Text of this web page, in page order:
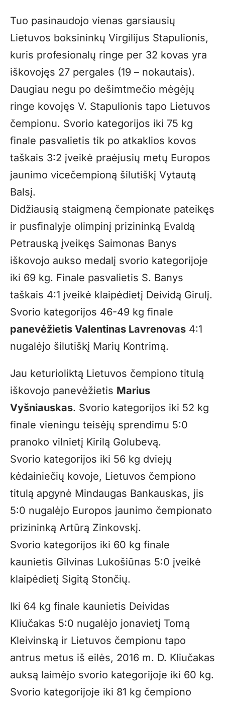
Tuo pasinaudojo vienas garsiausių
Lietuvos boksininkų Virgilijus Stapulionis,
kuris profesionalų ringe per 32 kovas yra
iškovojęs 27 pergales (19 – nokautais).
Daugiau negu po dešimtmečio mėgėjų
ringe kovojęs V. Stapulionis tapo Lietuvos
čempionu. Svorio kategorijos iki 75 kg
finale pasvalietis tik po atkaklios kovos
taškais 3:2 įveikė praėjusių metų Europos
jaunimo vicečempioną šilutiškį Vytautą
Balsį.
Didžiausią staigmeną čempionate pateikęs
ir pusfinalyje olimpinį prizininką Evaldą
Petrauską įveikęs Saimonas Banys
iškovojo aukso medalį svorio kategorijoje
iki 69 kg. Finale pasvalietis S. Banys
taškais 4:1 įveikė klaipėdietį Deividą Girulį.
Svorio kategorijos 46-49 kg finale
panevėžietis Valentinas Lavrenovas 4:1
nugalėjo šilutiškį Marių Kontrimą.
Jau keturioliktą Lietuvos čempiono titulą
iškovojo panevėžietis Marius
Vyšniauskas. Svorio kategorijos iki 52 kg
finale vieningu teisėjų sprendimu 5:0
pranoko vilnietį Kirilą Golubevą.
Svorio kategorijos iki 56 kg dviejų
kėdainiečių kovoje, Lietuvos čempiono
titulą apgynė Mindaugas Bankauskas, jis
5:0 nugalėjo Europos jaunimo čempionato
prizininką Artūrą Zinkovskį.
Svorio kategorijos iki 60 kg finale
kaunietis Gilvinas Lukošiūnas 5:0 įveikė
klaipėdietį Sigitą Stončių.
Iki 64 kg finale kaunietis Deividas
Kliučakas 5:0 nugalėjo jonavietį Tomą
Kleivinską ir Lietuvos čempionu tapo
antrus metus iš eilės, 2016 m. D. Kliučakas
auksą laimėjo svorio kategorijoje iki 60 kg.
Svorio kategorijoje iki 81 kg čempiono